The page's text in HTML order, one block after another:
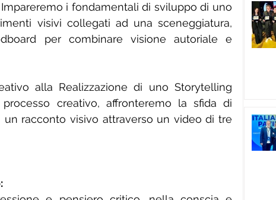
i fondamentali di sviluppo di uno
visivi collegati ad una sceneggiatura,
per combinare visione autoriale e
alla Realizzazione di uno Storytelling
creativo, affronteremo la sfida di
un racconto visivo attraverso un video di tre